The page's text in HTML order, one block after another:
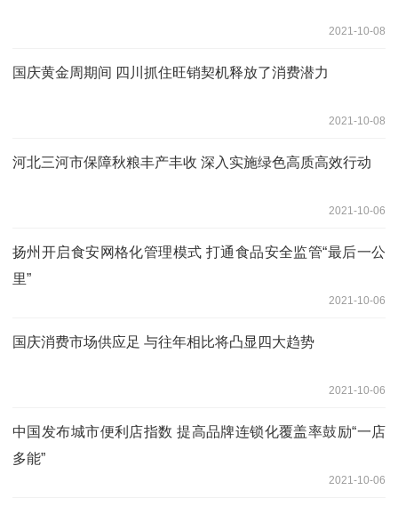
2021-10-08
国庆黄金周期间 四川抓住旺销契机释放了消费潜力
2021-10-08
河北三河市保障秋粮丰产丰收 深入实施绿色高质高效行动
2021-10-06
扬州开启食安网格化管理模式 打通食品安全监管“最后一公
里”
2021-10-06
国庆消费市场供应足 与往年相比将凸显四大趋势
2021-10-06
中国发布城市便利店指数 提高品牌连锁化覆盖率鼓励“一店
多能”
2021-10-06